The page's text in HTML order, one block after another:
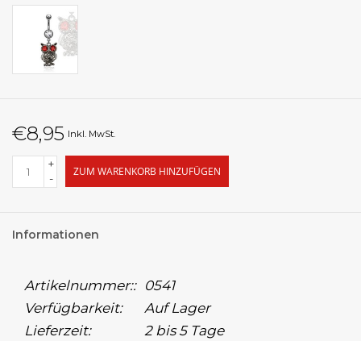
€8,95 Inkl. MwSt.
+
-
ZUM WARENKORB HINZUFÜGEN
Informationen
Artikelnummer:: 0541
Verfügbarkeit:
Auf Lager
Lieferzeit:
2 bis 5 Tage